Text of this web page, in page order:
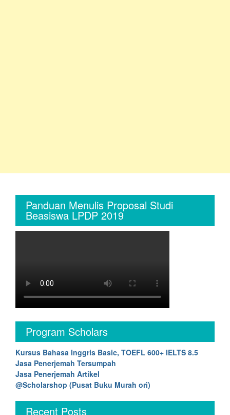
Panduan Menulis Proposal Studi
Beasiswa LPDP 2019
Program Scholars
Kursus Bahasa Inggris Basic, TOEFL 600+ IELTS 8.5
Jasa Penerjemah Tersumpah
Jasa Penerjemah Artikel
@Scholarshop (Pusat Buku Murah ori)
Recent Posts